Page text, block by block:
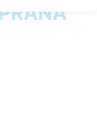
PRANA
grubości ścian.
przewodność